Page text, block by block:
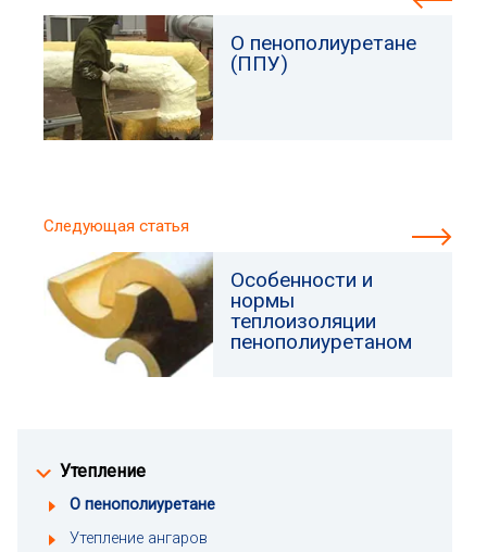
Утепление
О пенополиуретане
Утепление ангаров
О пенополиуретане
(ППУ)
Следующая статья
Особенности и
нормы
теплоизоляции
пенополиуретаном